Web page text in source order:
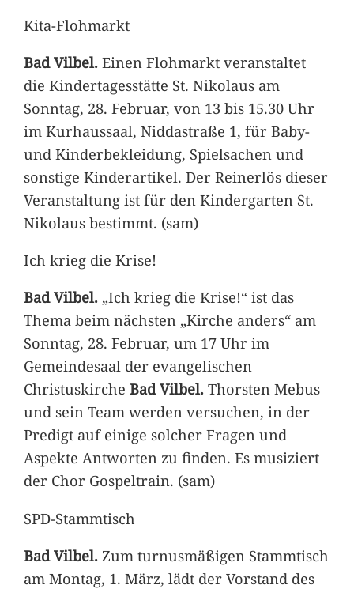
Kita-Flohmarkt
Bad Vilbel.Einen Flohmarkt veranstaltet
die Kindertagesstätte St. Nikolaus am
Sonntag, 28. Februar, von 13 bis 15.30 Uhr
im Kurhaussaal, Niddastraße 1, für Baby-
und Kinderbekleidung, Spielsachen und
sonstige Kinderartikel. Der Reinerlös dieser
Veranstaltung ist für den Kindergarten St.
Nikolaus bestimmt. (sam)
Ich krieg die Krise!
Bad Vilbel.„Ich krieg die Krise!“ ist das
Thema beim nächsten „Kirche anders“ am
Sonntag, 28. Februar, um 17 Uhr im
Gemeindesaal der evangelischen
Christuskirche Bad Vilbel.Thorsten Mebus
und sein Team werden versuchen, in der
Predigt auf einige solcher Fragen und
Aspekte Antworten zu finden. Es musiziert
der Chor Gospeltrain. (sam)
SPD-Stammtisch
Bad Vilbel.Zum turnusmäßigen Stammtisch
am Montag, 1. März, lädt der Vorstand des